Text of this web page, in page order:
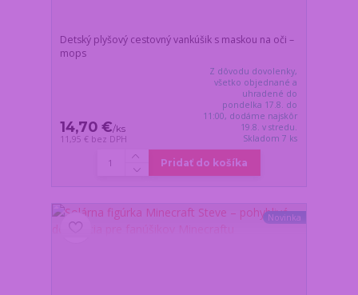
Detský plyšový cestovný vankúšik s maskou na oči –
mops
14,70 €/ks
11,95 € bez DPH
Z dôvodu dovolenky,
všetko objednané a
uhradené do
pondelka 17.8. do
11:00, dodáme najskôr
19.8. v stredu.
Skladom 7 ks
Pridať do košíka
Novinka